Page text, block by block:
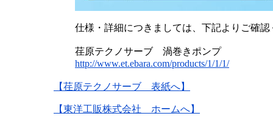
仕様・詳細につきましては、下記よりご確認
荏原テクノサーブ 渦巻きポンプ
http://www.et.ebara.com/products/1/1/1/
【荏原テクノサーブ 表紙へ】
【東洋工販株式会社 ホームへ】